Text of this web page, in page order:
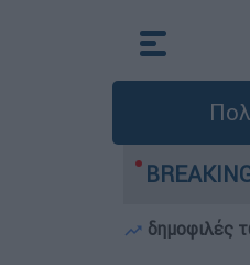
καταγγελία
δημοφιλές